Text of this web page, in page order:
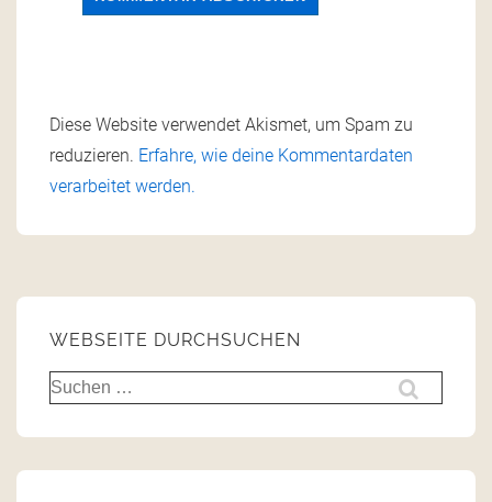
Diese Website verwendet Akismet, um Spam zu
reduzieren. Erfahre, wie deine Kommentardaten
verarbeitet werden.
WEBSEITE DURCHSUCHEN